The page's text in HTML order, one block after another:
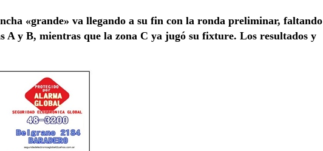
«grande» va llegando a su fin con la ronda preliminar, faltando
A y B, mientras que la zona C ya jugó su fixture. Los resultados y